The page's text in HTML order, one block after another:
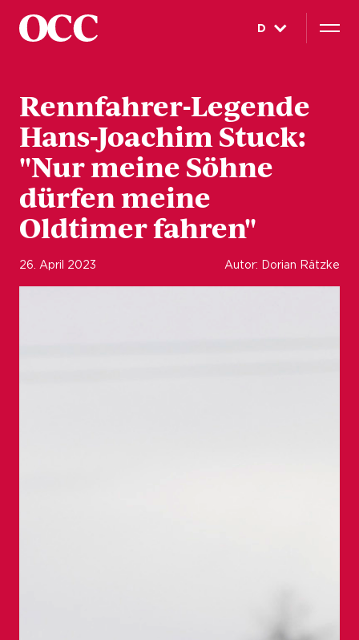
D
Rennfahrer-Legende
Hans-Joachim Stuck:
"Nur meine Söhne
dürfen meine
Oldtimer fahren"
26. April 2023 Autor: Dorian Rätzke